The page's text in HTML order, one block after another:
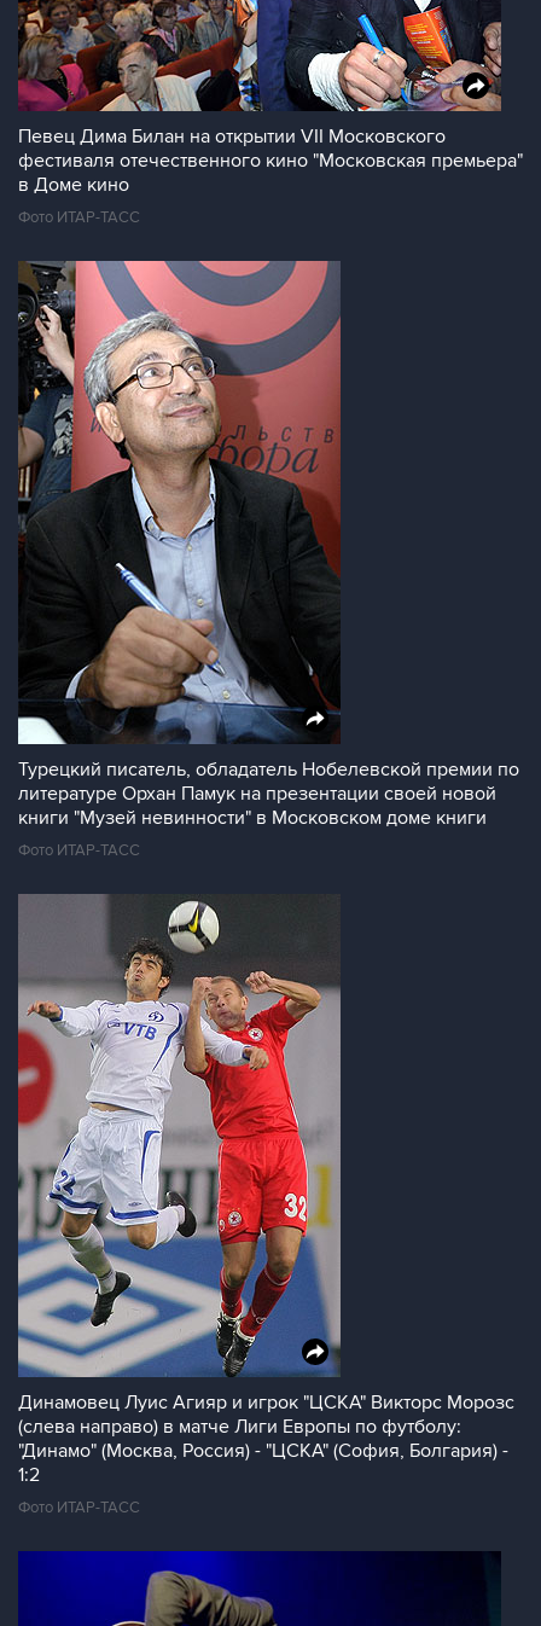
Певец Дима Билан на открытии VII Московского
фестиваля отечественного кино "Московская премьера"
в Доме кино
Фото ИТАР-ТАСС
Турецкий писатель, обладатель Нобелевской премии по
литературе Орхан Памук на презентации своей новой
книги "Музей невинности" в Московском доме книги
Фото ИТАР-ТАСС
Динамовец Луис Агияр и игрок "ЦСКА" Викторс Морозс
(слева направо) в матче Лиги Европы по футболу:
"Динамо" (Москва, Россия) - "ЦСКА" (София, Болгария) -
1:2
Фото ИТАР-ТАСС